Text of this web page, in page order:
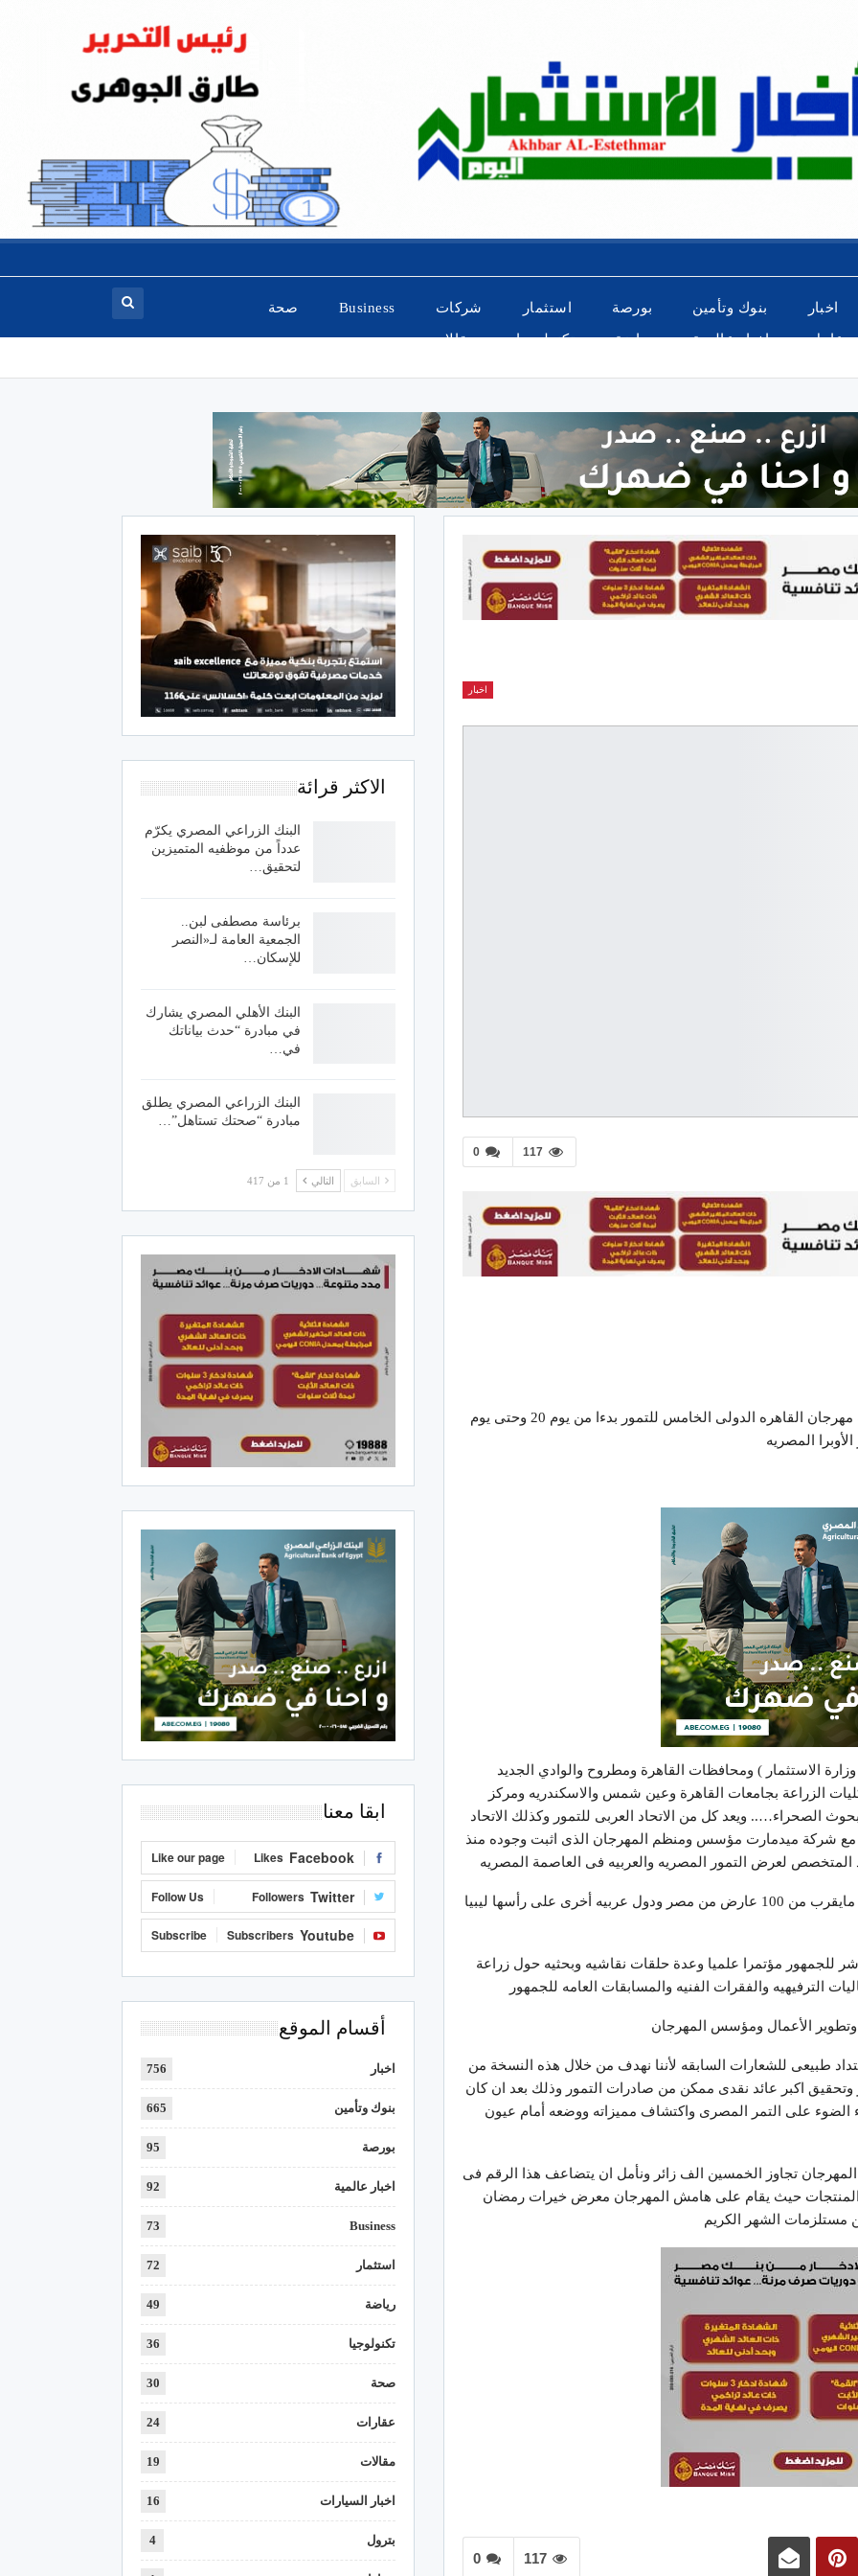
اخبار بنوك وتأمين بورصة استثمار شركات Business صحة
عاجل اخبار عالمية رياضة تكنولوجيا مقالات
اخبار
0 117
تحت شعار ( من مصر لكل العالم ) تنطلق فعاليات مهرجان القاهره الدولى الخامس للتمور بدءا من يوم 20 وحتى يوم
الاستثمار ) ومحافظات القاهرة ومطروح والوادي الجديد
الزراعة بجامعات القاهرة وعين شمس والاسكندريه ومركز
الصحراء….. ويعد كل من الاتحاد العربى للتمور وكذلك الاتحاد
مع شركة ميدمارت مؤسس ومنظم المهرجان الذى اثبت وجوده منذ
لعرض التمور المصريه والعربيه فى العاصمة المصريه
هذا ومن المنتظر ان يشارك فى مهرجان هذا العام مايقرب من 100 عارض من مصر ودول عربيه أخرى على رأسها ليبيا
للجمهور مؤتمرا علميا وعدة حلقات نقاشيه وبحثيه حول زراعة
الترفيهيه والفقرات الفنيه والمسابقات العامه للجمهور
الأعمال ومؤسس المهرجان
طبيعى للشعارات السابقه لأننا نهدف من خلال هذه النسخة من
وتحقيق اكبر عائد نقدى ممكن من صادرات التمور وذلك بعد ان كان
على التمر المصرى واكتشاف مميزاته ووضعه أمام عيون
تجاوز الخمسين الف زائر ونأمل ان يتضاعف هذا الرقم فى
المنتجات حيث يقام على هامش المهرجان معرض خيرات رمضان
الشهر الكريم
0 117
الاكثر قرائة
البنك الزراعي المصري يكرّم
عدداً من موظفيه المتميزين
لتحقيق…
برئاسة مصطفى لبن..
الجمعية العامة لـ«النصر
للإسكان…
البنك الأهلي المصري يشارك
في مبادرة “حدث بياناتك
في…
البنك الزراعي المصري يطلق
مبادرة “صحتك تستاهل”…
السابق التالي 1 من 417
ابقا معنا
Facebook
Likes
Like our page
Twitter
Followers
Follow Us
Youtube
Subscribers
Subscribe
أقسام الموقع
اخبار 756
بنوك وتأمين 665
بورصة 95
اخبار عالمية 92
Business
73
استثمار 72
رياضة 49
تكنولوجيا 36
صحة 30
عقارات 24
مقالات 19
اخبار السيارات 16
بترول 4